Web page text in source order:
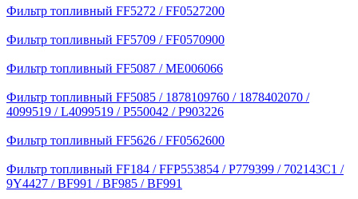
Фильтр топливный FF5272 / FF0527200
Фильтр топливный FF5709 / FF0570900
Фильтр топливный FF5087 / ME006066
Фильтр топливный FF5085 / 1878109760 / 1878402070 /
4099519 / L4099519 / P550042 / P903226
Фильтр топливный FF5626 / FF0562600
Фильтр топливный FF184 / FFP553854 / P779399 / 702143C1 /
9Y4427 / BF991 / BF985 / BF991